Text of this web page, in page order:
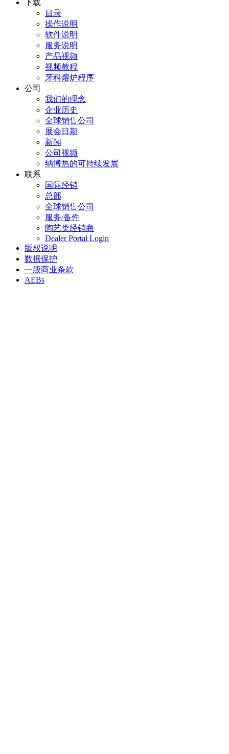
下载
目录
操作说明
软件说明
服务说明
产品视频
视频教程
牙科熔炉程序
公司
我们的理念
企业历史
全球销售公司
展会日期
新闻
公司视频
纳博热的可持续发展
联系
国际经销
总部
全球销售公司
服务/备件
陶艺类经销商
Dealer Portal Login
版权说明
数据保护
一般商业条款
AEBs